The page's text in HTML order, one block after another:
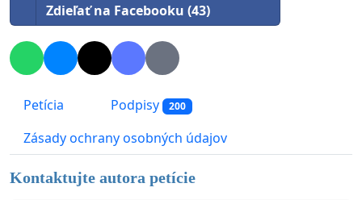
Zdieľať na Facebooku (43)
Petícia Podpisy 200
Zásady ochrany osobných údajov
Kontaktujte autora petície